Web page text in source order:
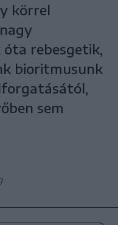
körrel
óta rebesgetik,
bioritmusunk
sem